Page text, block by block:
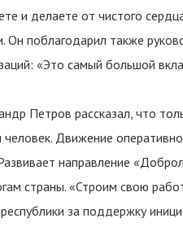
и делаете от чистого
Он поблагодарил также
«Это самый большой
Петров рассказал, что
Движение
направление
страны. «Строим свою
за поддержку